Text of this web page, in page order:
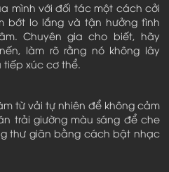
mình với đối tác một cách cởi
bớt lo lắng và tận hưởng tình
Chuyên gia cho biết, hãy
làm rõ rằng nó không lây
tiếp xúc cơ thể.
từ vải tự nhiên để không cảm
trải giường màu sáng để che
thư giãn bằng cách bật nhạc